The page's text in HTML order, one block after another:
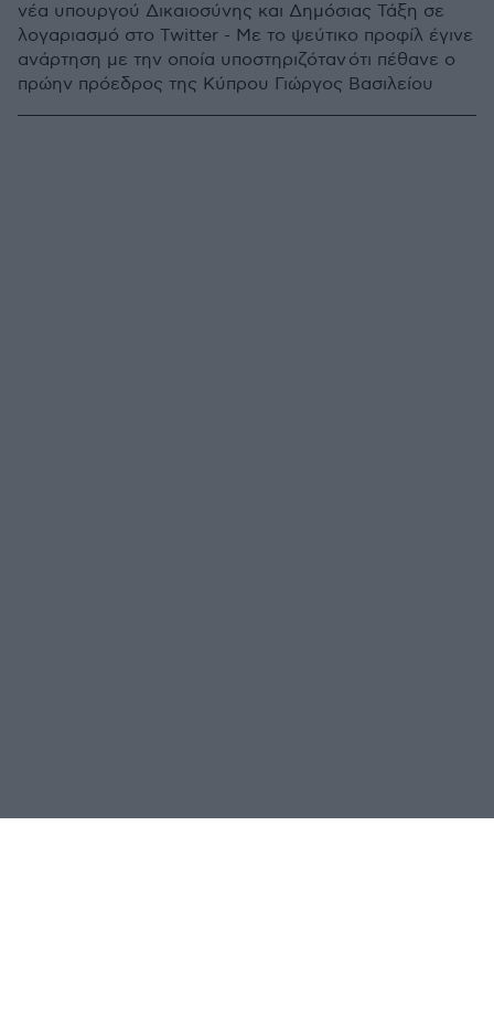
νέα υπουργού Δικαιοσύνης και Δημόσιας Τάξη σε
λογαριασμό στο Twitter - Με το ψεύτικο προφίλ έγινε
ανάρτηση με την οποία υποστηριζόταν ότι πέθανε ο
πρώην πρόεδρος της Κύπρου Γιώργος Βασιλείου